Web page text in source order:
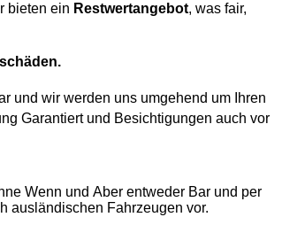
handelt wir bieten ein Restwertangebot, was fair,
und wir werden uns umgehend um Ihren
Wenn und Aber entweder Bar und per
Zudem nehmen wir auch einen Ankauf von Schweizer sowie auch ausländischen Fahrzeugen vor.